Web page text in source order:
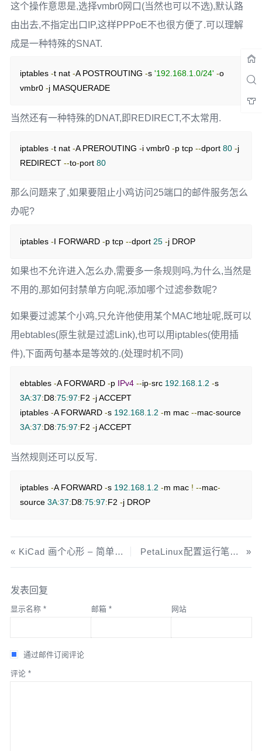
这个操作意思是,选择vmbr0网口(当然也可以不选),默认路
由出去,不指定出口IP,这样PPPoE不也很方便了.可以理解
成是一种特殊的SNAT.
iptables -t nat -A POSTROUTING -s '192.168.1.0/24' -o
vmbr0 -j MASQUERADE
当然还有一种特殊的DNAT,即REDIRECT,不太常用.
iptables -t nat -A PREROUTING -i vmbr0 -p tcp --dport 80 -j
REDIRECT --to-port 80
那么问题来了,如果要阻止小鸡访问25端口的邮件服务怎么
办呢?
iptables -I FORWARD -p tcp --dport 25 -j DROP
如果也不允许进入怎么办,需要多一条规则吗,为什么,当然是
不用的,那如何封禁单方向呢,添加哪个过滤参数呢?
如果要过滤某个小鸡,只允许他使用某个MAC地址呢,既可以
用ebtables(原生就是过滤Link),也可以用iptables(使用插
件),下面两句基本是等效的.(处理时机不同)
ebtables -A FORWARD -p IPv4 --ip-src 192.168.1.2 - s
3A:37:D8:75:97:F2 -j ACCEPT
iptables -A FORWARD -s 192.168.1.2 -m mac --mac-
source
3A:37:D8:75:97:F2 -j ACCEPT
当然规则还可以反写.
iptables -A FORWARD -s 192.168. 1.2 -m mac ! --mac-
source 3A:37:D8:75:97:F2 -j DROP
KiCad 画个心形 – 简单尺规作图 PetaLinux配置运行笔记 – 2023.1
发表回复
显示名称 * 邮箱 * 网站
通过邮件订阅评论
评论 *